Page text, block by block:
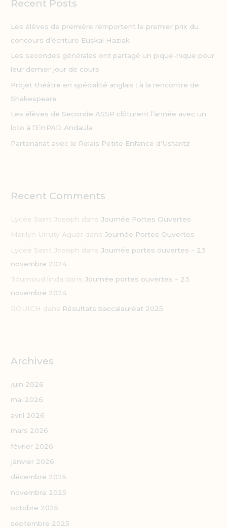
e
c
h
e
r
:
Recent Posts
Les élèves de première remportent le premier prix du
concours d’écriture Euskal Haziak
Les secondes générales ont partagé un pique-nique pour
leur dernier jour de cours
Projet théâtre en spécialité anglais : à la rencontre de
Shakespeare
Les élèves de Seconde ASSP clôturent l’année avec un
loto à l’EHPAD Andaula
Partenariat avec le Relais Petite Enfance d’Ustaritz
Recent Comments
Lycée Saint Joseph dans Journée Portes Ouvertes
Marilyn Urruty Aguer dans Journée Portes Ouvertes
Lycée Saint Joseph dans Journée portes ouvertes – 23
novembre 2024
Tournoud linda dans Journée portes ouvertes – 23
novembre 2024
ROUICH dans Résultats baccalauréat 2025
Archives
juin 2026
mai 2026
avril 2026
mars 2026
février 2026
janvier 2026
décembre 2025
novembre 2025
octobre 2025
septembre 2025